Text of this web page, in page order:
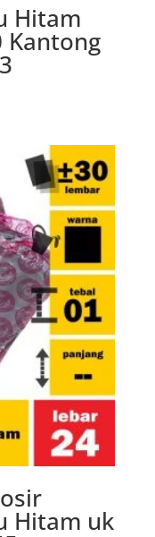
Hitam
Kantong
Hitam uk